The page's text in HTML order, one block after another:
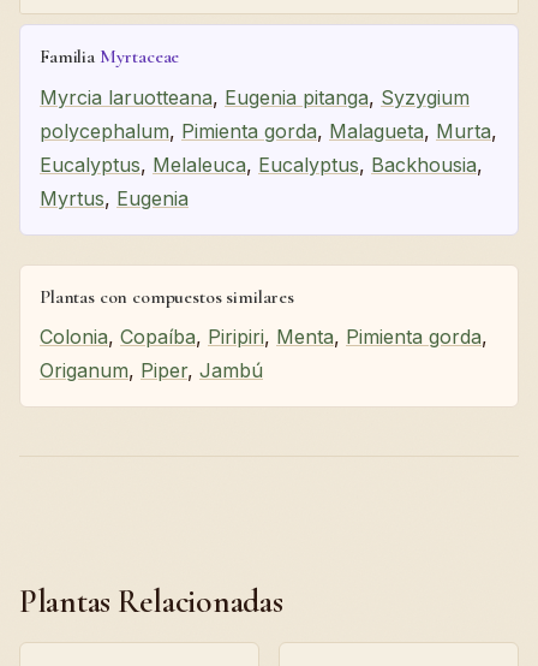
Familia Myrtaceae
Myrcia laruotteana, Eugenia pitanga, Syzygium
polycephalum, Pimienta gorda, Malagueta, Murta,
Eucalyptus, Melaleuca, Eucalyptus, Backhousia,
Myrtus, Eugenia
Plantas con compuestos similares
Colonia, Copaíba, Piripiri, Menta, Pimienta gorda,
Origanum, Piper, Jambú
Plantas Relacionadas